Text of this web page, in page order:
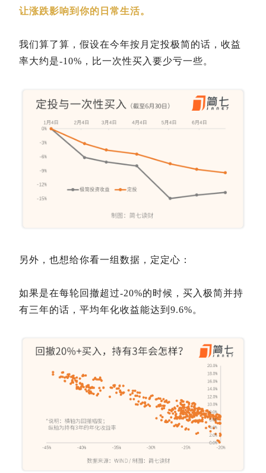
让涨跌影响到你的日常生活。
我们算了算，假设在今年按月定投极简的话，收益
率大约是-10%，比一次性买入要少亏一些。
另外，也想给你看一组数据，定定心：
如果是在每轮回撤超过-20%的时候，买入极简并持
有三年的话，平均年化收益能达到9.6%。